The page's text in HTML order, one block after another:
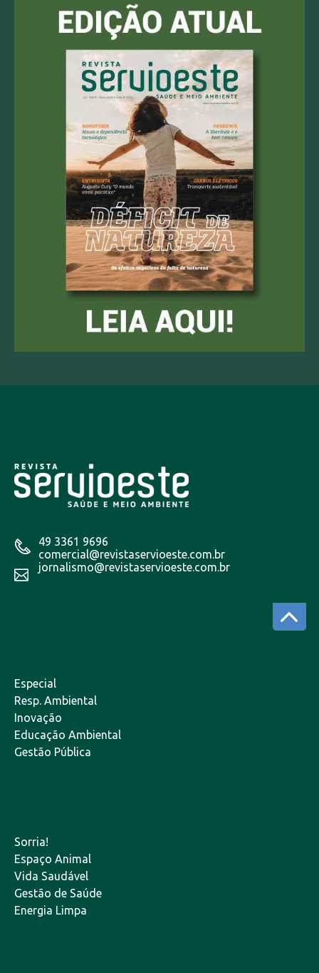
49 3361 9696
comercial@revistaservioeste.com.br
jornalismo@revistaservioeste.com.br
Especial
Resp. Ambiental
Inovação
Educação Ambiental
Gestão Pública
Sorria!
Espaço Animal
Vida Saudável
Gestão de Saúde
Energia Limpa